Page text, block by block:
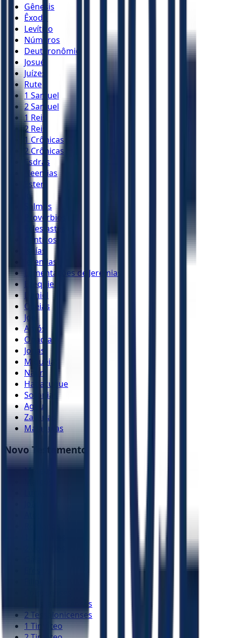
Gênesis
Êxodo
Levítico
Números
Deuteronômio
Josué
Juízes
Rute
1 Samuel
2 Samuel
1 Reis
2 Reis
1 Crônicas
2 Crônicas
Esdras
Neemias
Ester
Jó
Salmos
Provérbios
Eclesiastes
Cânticos
Isaías
Jeremias
Lamentações de Jeremias
Ezequiel
Daniel
Oséias
Joel
Amós
Obadias
Jonas
Miquéias
Naum
Habacuque
Sofonias
Ageu
Zacarias
Malaquias
Novo Testamento
1 Tessalonicenses
2 Tessalonicenses
1 Timóteo